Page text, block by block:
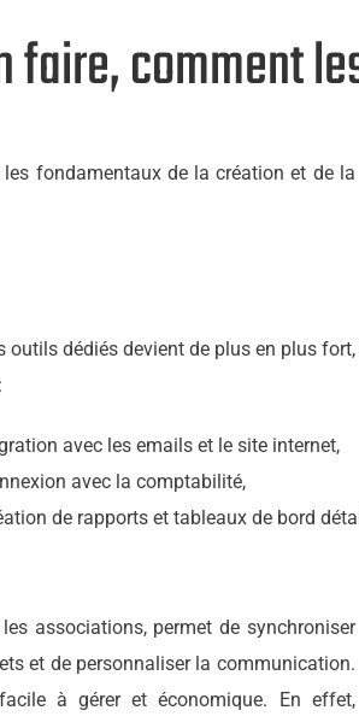
comment
fondamentaux de la création et de la
outils dédiés devient de plus en plus
avec les emails et le site internet,
avec la comptabilité,
de rapports et tableaux de bord
associations, permet de synchroniser
et de personnaliser la communication.
à gérer et économique. En effet,